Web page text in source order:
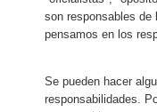
son responsables
pensamos en los
Se pueden hacer
responsabilidades.